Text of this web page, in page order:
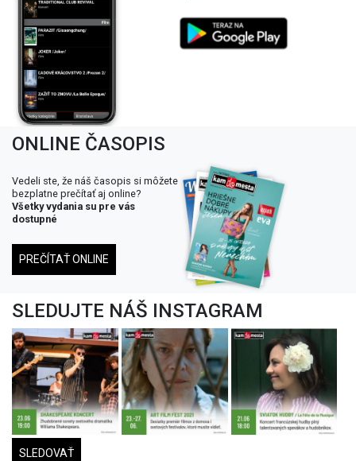
ONLINE ČASOPIS
Vedeli ste, že náš časopis si môžete
bezplatne prečítať aj online?
Všetky vydania su pre vás
dostupné
PREČÍTAŤ ONLINE
SLEDUJTE NÁŠ INSTAGRAM
SLEDOVAŤ